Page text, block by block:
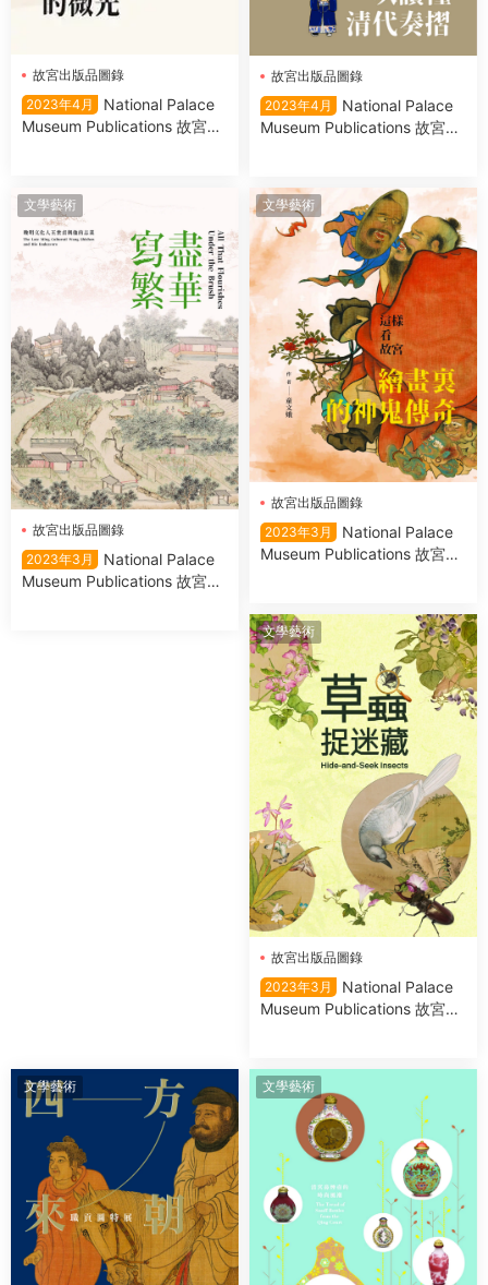
故宮出版品圖錄
2023年4月
National Palace
Museum Publications 故宮出
故宮出版品圖錄
2023年4月
National Palace
Museum Publications 故宮出
文學藝術
故宮出版品圖錄
2023年3月
National Palace
Museum Publications 故宮出
文學藝術
故宮出版品圖錄
2023年3月
National Palace
Museum Publications 故宮出
文學藝術
故宮出版品圖錄
2023年3月
National Palace
Museum Publications 故宮出
文學藝術 文學藝術